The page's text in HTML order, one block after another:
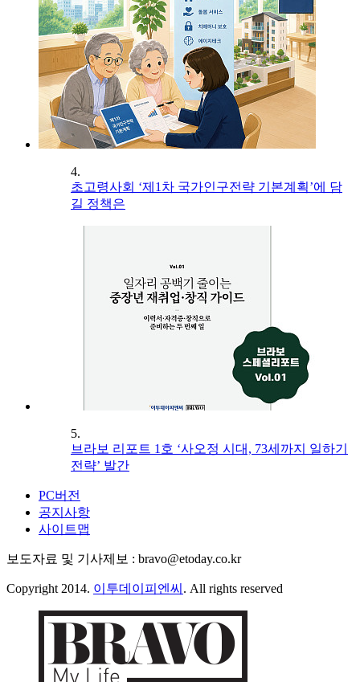
4.
초고령사회 ‘제1차 국가인구전략 기본계획’에 담
길 정책은
5.
브라보 리포트 1호 ‘사오정 시대, 73세까지 일하기
전략’ 발간
PC버전
공지사항
사이트맵
보도자료 및 기사제보 : bravo@etoday.co.kr
Copyright 2014. 이투데이피엔씨 . All rights reserved